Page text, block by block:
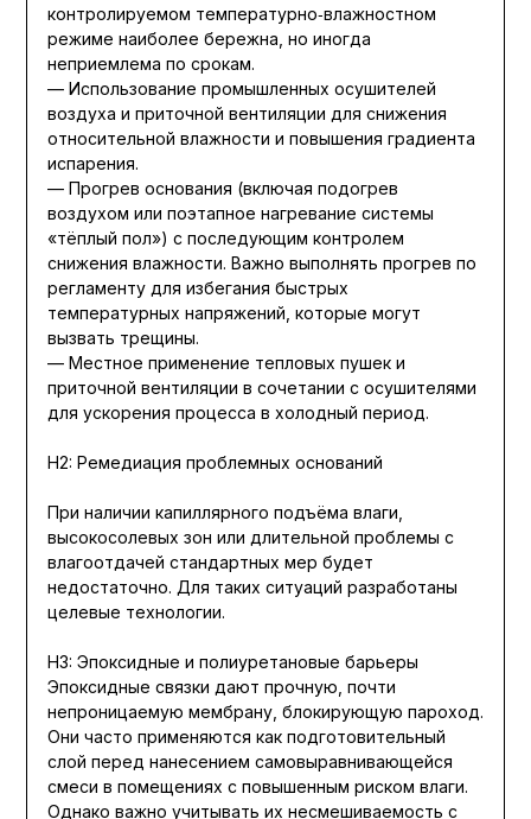
контролируемом температурно‑влажностном
режиме наиболее бережна, но иногда
неприемлема по срокам.
— Использование промышленных осушителей
воздуха и приточной вентиляции для снижения
относительной влажности и повышения градиента
испарения.
— Прогрев основания (включая подогрев
воздухом или поэтапное нагревание системы
«тёплый пол») с последующим контролем
снижения влажности. Важно выполнять прогрев по
регламенту для избегания быстрых
температурных напряжений, которые могут
вызвать трещины.
— Местное применение тепловых пушек и
приточной вентиляции в сочетании с осушителями
для ускорения процесса в холодный период.
H2: Ремедиация проблемных оснований
При наличии капиллярного подъёма влаги,
высокосолевых зон или длительной проблемы с
влагоотдачей стандартных мер будет
недостаточно. Для таких ситуаций разработаны
целевые технологии.
H3: Эпоксидные и полиуретановые барьеры
Эпоксидные связки дают прочную, почти
непроницаемую мембрану, блокирующую пароход.
Они часто применяются как подготовительный
слой перед нанесением самовыравнивающейся
смеси в помещениях с повышенным риском влаги.
Однако важно учитывать их несмешиваемость с